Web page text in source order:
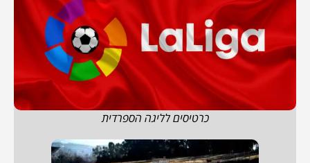
כרטיסים לליגה הספרדית